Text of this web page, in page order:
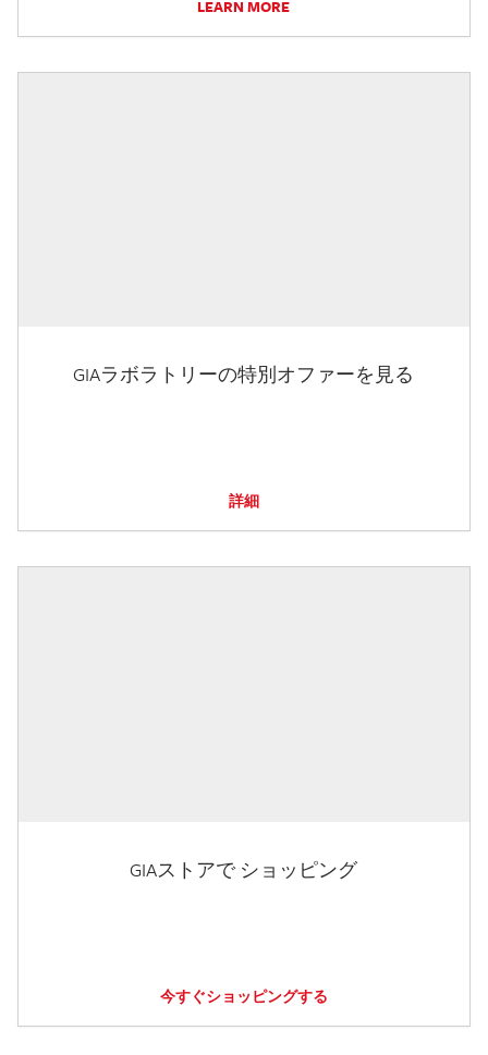
LEARN MORE
GIAラボラトリーの特別オファーを見る
詳細
GIAストアで ショッピング
今すぐショッピングする